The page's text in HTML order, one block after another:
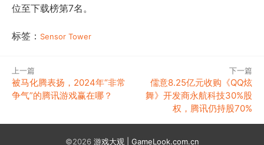
位至下载榜第7名。
标签： Sensor Tower
上一篇
被马化腾表扬，2024年“非常
争气”的腾讯游戏赢在哪？
下一篇
儒意8.25亿元收购《QQ炫
舞》开发商永航科技30%股
权，腾讯仍持股70%
©2026 游戏大观 | GameLook.com.cn